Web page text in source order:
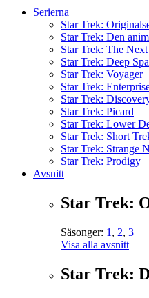
Serierna
Star Trek:
Star Trek: Den
Star Trek: The
Star Trek: Deep
Star Trek: Voyager
Star Trek:
Star Trek:
Star Trek: Picard
Star Trek: Lower
Star Trek: Short
Star Trek: Strange
Star Trek: Prodigy
Avsnitt
Star Trek:
Säsonger: 1 , 2, 3
Visa alla avsnitt
Star Trek: